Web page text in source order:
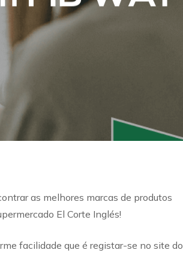
as melhores marcas de produtos
El Corte Inglés!
facilidade que é registar-se no site do